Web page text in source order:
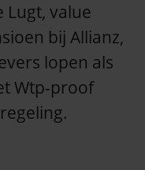
Lugt, value
bij Allianz,
lopen als
Wtp-proof